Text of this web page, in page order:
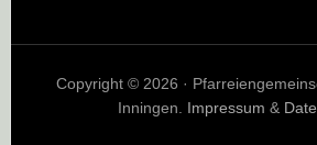
Copyright © 2026 ·
Inningen. Impressum &